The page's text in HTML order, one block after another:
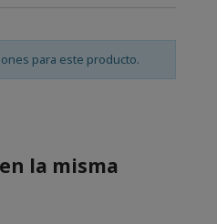
para este producto.
la misma